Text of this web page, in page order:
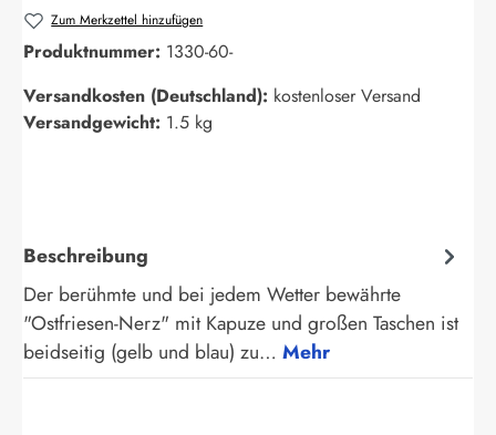
Zum Merkzettel hinzufügen
Produktnummer: 1330-60-
Versandkosten (Deutschland): kostenloser Versand
Versandgewicht: 1.5 kg
Beschreibung
Der berühmte und bei jedem Wetter bewährte
"Ostfriesen-Nerz" mit Kapuze und großen Taschen ist
beidseitig (gelb und blau) zu… Mehr